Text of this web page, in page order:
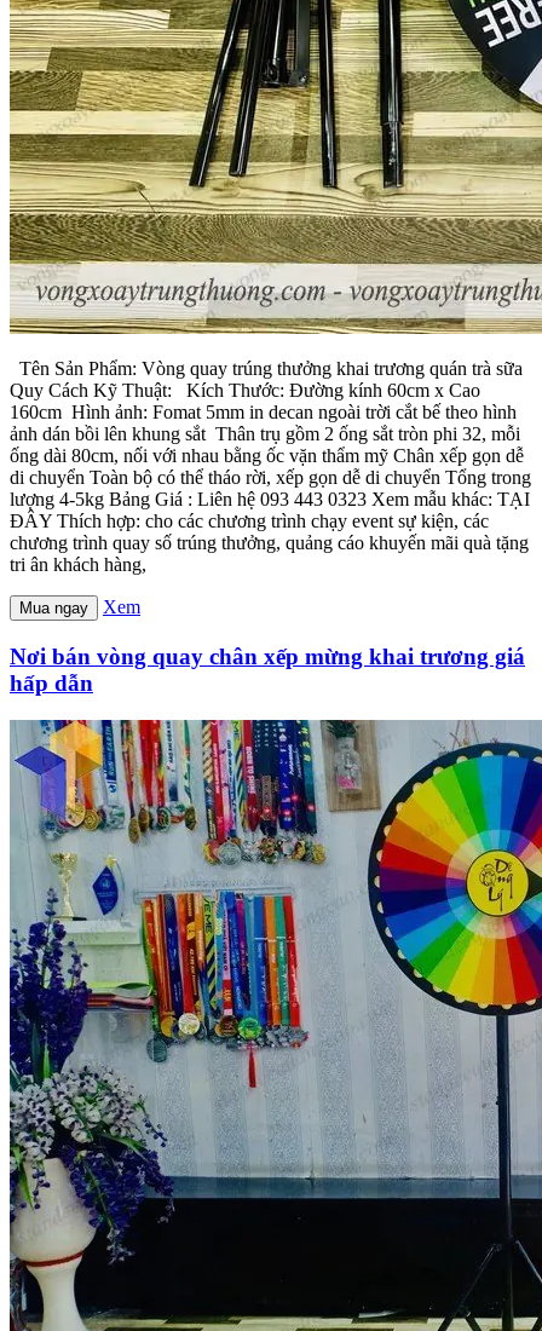
Tên Sản Phẩm: Vòng quay trúng thưởng khai trương quán trà sữa
Quy Cách Kỹ Thuật: Kích Thước: Đường kính 60cm x Cao
160cm Hình ảnh: Fomat 5mm in decan ngoài trời cắt bế theo hình
ảnh dán bồi lên khung sắt Thân trụ gồm 2 ống sắt tròn phi 32, mỗi
ống dài 80cm, nối với nhau bằng ốc vặn thẩm mỹ Chân xếp gọn dễ
di chuyển Toàn bộ có thể tháo rời, xếp gọn dễ di chuyển Tổng trong
lượng 4-5kg Bảng Giá : Liên hệ 093 443 0323 Xem mẫu khác: TẠI
ĐÂY Thích hợp: cho các chương trình chạy event sự kiện, các
chương trình quay số trúng thưởng, quảng cáo khuyến mãi quà tặng
tri ân khách hàng,
Mua ngay Xem
Nơi bán vòng quay chân xếp mừng khai trương giá
hấp dẫn